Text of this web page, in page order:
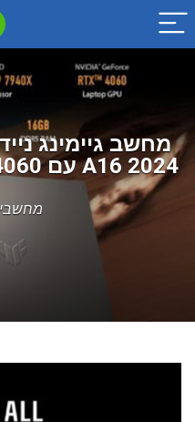
A16 2024 עם RTX4060 וAMD Ryzen 9